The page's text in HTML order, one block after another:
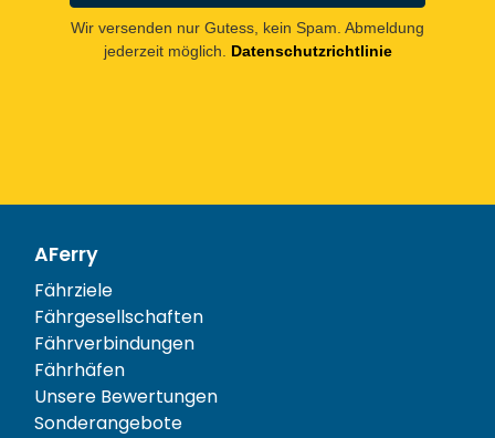
Wir versenden nur Gutess, kein Spam. Abmeldung
jederzeit möglich.
Datenschutzrichtlinie
AFerry
Fährziele
Fährgesellschaften
Fährverbindungen
Fährhäfen
Unsere Bewertungen
Sonderangebote